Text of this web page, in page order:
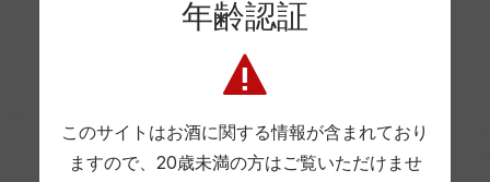
年齢認証
このサイトはお酒に関する情報が含まれており
ますので、 20歳未満の方はご覧いただけませ